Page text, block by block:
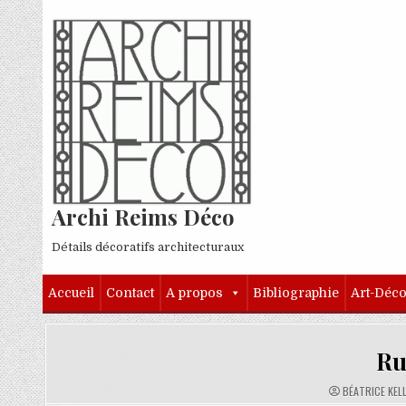
Skip to content
Archi Reims Déco
Détails décoratifs architecturaux
Accueil Contact A propos Bibliographie Art-Déco
AUTHOR:
BÉATRICE